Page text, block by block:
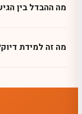
מה ההבדל בין
מה זה למידת